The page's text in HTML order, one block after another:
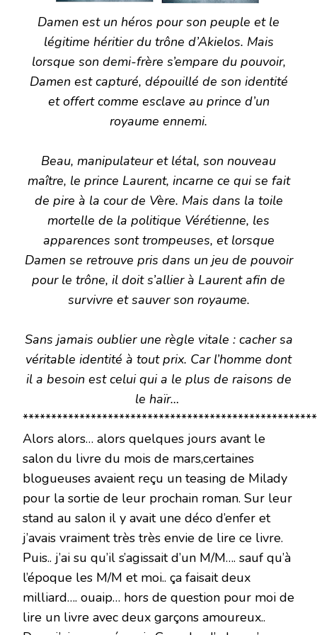
Damen est un héros pour son peuple et le
légitime héritier du trône d’Akielos. Mais
lorsque son demi-frère s’empare du pouvoir,
Damen est capturé, dépouillé de son identité
et offert comme esclave au prince d’un
royaume ennemi.
Beau, manipulateur et létal, son nouveau
maître, le prince Laurent, incarne ce qui se fait
de pire à la cour de Vère. Mais dans la toile
mortelle de la politique Vérétienne, les
apparences sont trompeuses, et lorsque
Damen se retrouve pris dans un jeu de pouvoir
pour le trône, il doit s’allier à Laurent afin de
survivre et sauver son royaume.
Sans jamais oublier une règle vitale : cacher sa
véritable identité à tout prix. Car l’homme dont
il a besoin est celui qui a le plus de raisons de
le haïr…
Alors alors… alors quelques jours avant le
salon du livre du mois de mars,certaines
blogueuses avaient reçu un teasing de Milady
pour la sortie de leur prochain roman. Sur leur
stand au salon il y avait une déco d’enfer et
j’avais vraiment très très envie de lire ce livre.
Puis.. j’ai su qu’il s’agissait d’un M/M…. sauf qu’à
l’époque les M/M et moi.. ça faisait deux
milliard…. ouaip… hors de question pour moi de
lire un livre avec deux garçons amoureux..